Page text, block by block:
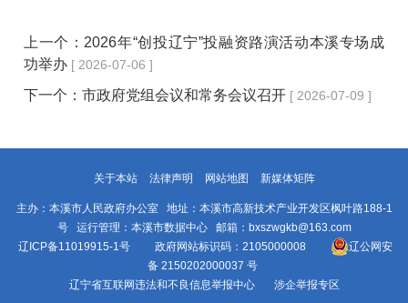
上一个： 2026年“创投辽宁”投融资路演活动本溪专场成
功举办 [ 2026-07-06 ]
下一个：市政府党组会议和常务会议召开 [ 2026-07-09 ]
关于本站 法律声明 网站地图 新媒体矩阵
主办：本溪市人民政府办公室 地址：本溪市高新技术产业开发区枫叶路188-1
号 运行管理：本溪市数据中心 邮箱：bxszwgkb@163.com
辽ICP备11019915-1号 政府网站标识码：2105000008
辽公网安
备 2150202000037 号
辽宁省互联网违法和不良信息举报中心
涉企举报专区